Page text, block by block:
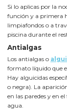
Si lo aplicas por la
función y a primera
limpiafondos o a
piscina durante el
Antialgas
Los antialgas o
formato líquido que
Hay alguicidas
o negra). La
en las paredes y en
agua.